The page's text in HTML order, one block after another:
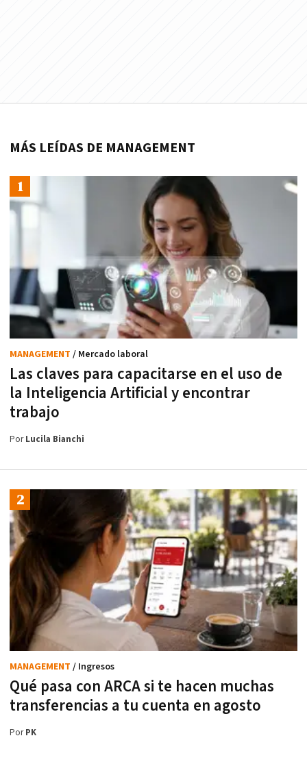
MÁS LEÍDAS DE MANAGEMENT
Las claves para capacitarse en el uso de
la Inteligencia Artificial y encontrar
trabajo
MANAGEMENT / Mercado laboral
PorLucila Bianchi
Qué pasa con ARCA si te hacen muchas
transferencias a tu cuenta en agosto
MANAGEMENT / Ingresos
PorPK